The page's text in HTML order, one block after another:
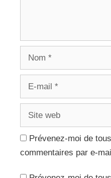
Prévenez-moi de
commentaires par e-